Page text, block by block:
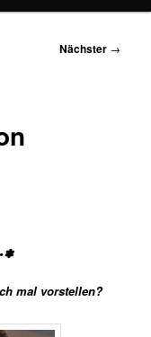
Nächster →
mal vorstellen?